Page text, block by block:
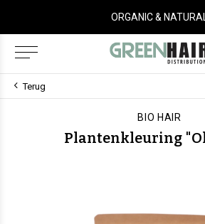
ORGANIC &
Terug
BIO HAIR
Plantenkleuring